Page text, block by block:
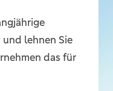
lehnen Sie
das für